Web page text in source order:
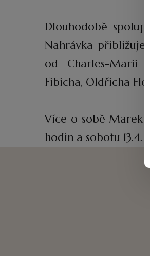
Dlouhodobě
Nahrávka
od Charles-Marii
Fibicha, Oldřicha
Více o sobě Marek
hodin a sobotu 13.4.